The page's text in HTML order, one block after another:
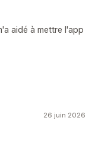
aidé à mettre l'app
26 juin 2026